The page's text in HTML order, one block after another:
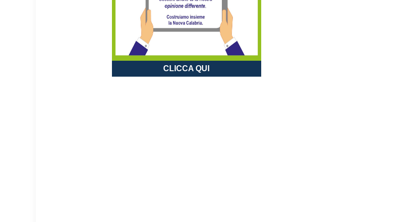
CLICCA QUI